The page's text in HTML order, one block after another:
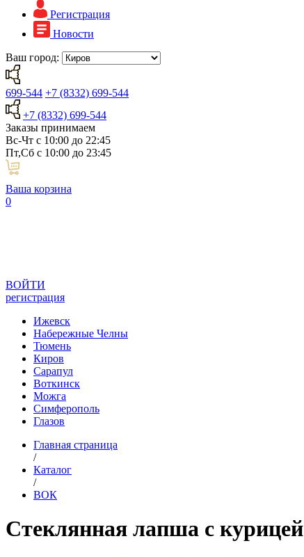
Регистрация
Новости
Ваш город:
699-544 +7 (8332) 699-544
+7 (8332) 699-544
Заказы принимаем
Вс-Чт с 10:00 до 22:45
Пт,Сб с 10:00 до 23:45
Ваша корзина
0
ВОЙТИ
регистрация
Ижевск
Набережные Челны
Тюмень
Киров
Сарапул
Воткинск
Можга
Симферополь
Глазов
Главная страница
/
Каталог
/
ВОК
Стеклянная лапша с курицей